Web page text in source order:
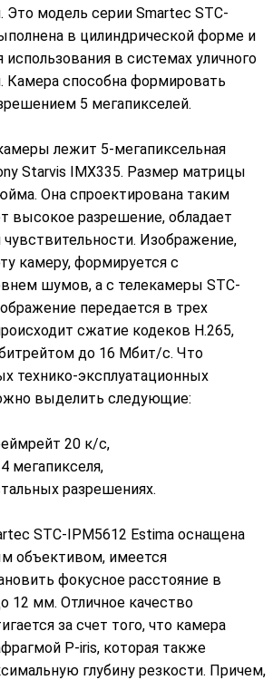
Это модель серии Smartec STC-
в цилиндрической форме и
использования в системах уличного
Камера способна формировать
5 мегапикселей.
лежит 5-мегапиксельная
Starvis IMX335. Размер матрицы
Она спроектирована таким
высокое разрешение, обладает
Изображение,
камеру, формируется с
шумов, а с телекамеры STC-
передается в трех
сжатие кодеков H.265,
битрейтом до 16 Мбит/с. Что
технико-эксплуатационных
выделить следующие:
20 к/с,
мегапикселя,
разрешениях.
STC-IPM5612 Estima оснащена
объективом, имеется
фокусное расстояние в
12 мм. Отличное качество
за счет того, что камера
P-iris, которая также
глубину резкости. Причем,